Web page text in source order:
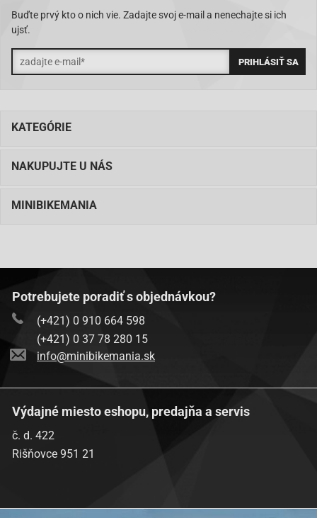
Buďte prvý kto o nich vie. Zadajte svoj e-mail a nenechajte si ich
ujsť.
KATEGÓRIE
NAKUPUJTE U NÁS
MINIBIKEMANIA
Potrebujete poradiť s objednávkou?
(+421) 0 910 664 598
(+421) 0 37 78 280 15
info@minibikemania.sk
Výdajné miesto eshopu, predajňa a servis
č. d. 422
Rišňovce 951 21